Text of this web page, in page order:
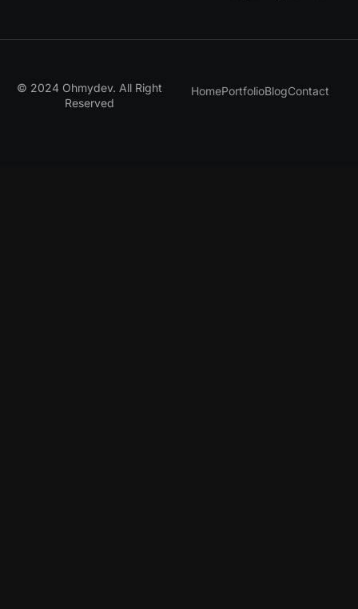
© 2024 Ohmydev. All Right
Reserved
HomePortfolioBlogContact